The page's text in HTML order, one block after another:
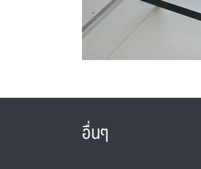
อื่นๆ